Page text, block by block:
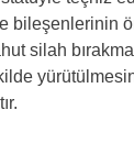
bileşenlerinin
silah